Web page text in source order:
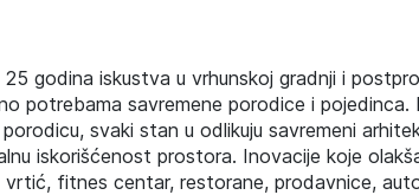
godina iskustva u vrhunskoj gradnji i
potrebama savremene porodice i pojedinca.
svaki stan u odlikuju savremeni
iskorišćenost prostora. Inovacije koje
fitnes centar, restorane, prodavnice,